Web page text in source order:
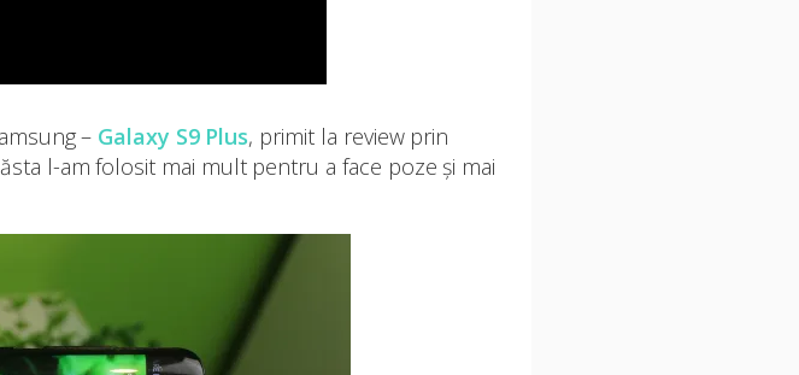
– Galaxy S9 Plus, primit la review prin
l-am folosit mai mult pentru a face poze și mai